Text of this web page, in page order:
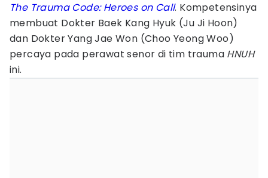
The Trauma Code: Heroes on Call. Kompetensinya
membuat Dokter Baek Kang Hyuk (Ju Ji Hoon)
dan Dokter Yang Jae Won (Choo Yeong Woo)
percaya pada perawat senor di tim trauma HNUH
ini.